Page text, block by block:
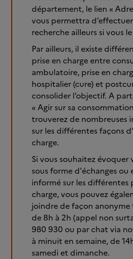
département, le lien «
vous permettra
recherche ailleurs si vous
Par ailleurs, il existe
prise en charge entre
ambulatoire, prise en
hospitalier (cure) et
consolider l’objectif. A
« Agir sur sa
trouverez de nombreuses
sur les différentes façons
charge.
Si vous souhaitez
sous forme d'échanges ou
informé sur les différentes
charge, vous pouvez
joindre de façon anonyme
de 8h à 2h (appel non
980 930 ou par chat via
à minuit en semaine, de
samedi et dimanche.